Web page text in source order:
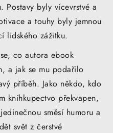
Postavy byly vícevrstvé a
a touhy byly jemnou
lidského zážitku.
co autora ebook
a jak se mu podařilo
příběh. Jako někdo, kdo
kníhkupectvo překvapen,
směsí humoru a
svět z čerstvé